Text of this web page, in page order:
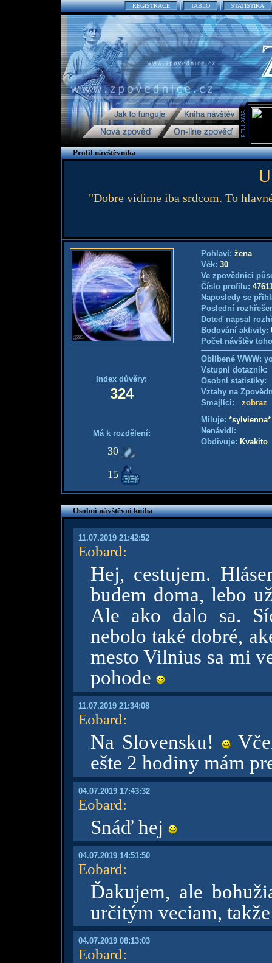
REGISTRACE TABLO STATISTIKA
Profil návštěvníka
"Dobre vidíme iba srdcom. To
Index důvěry:
324
Má k rozdělení:
30
15
Pohlaví: žena
Věk: 30
Ve zpovědnici
Číslo profilu:
Naposledy se
Poslední
Doteď napsal
Bodování aktivity:
Počet návštěv
Oblíbené WWW:
Vstupní
Osobní
Vztahy na
Smajlíci: zobraz
Miluje: *sylvienna*
Nenávidí:
Obdivuje: Kvakito
Osobní návštěvní kniha
11.07.2019 21:42:52
Eobard:
Hej, cestujem.
budem doma, lebo
Ale ako dalo sa.
nebolo také dobré,
mesto Vilnius sa mi
pohode
11.07.2019 21:34:08
Eobard:
Na Slovensku!
ešte 2 hodiny mám
04.07.2019 17:43:32
Eobard:
Snáď hej
04.07.2019 14:51:50
Eobard:
Ďakujem, ale
určitým veciam,
04.07.2019 08:13:03
Eobard: